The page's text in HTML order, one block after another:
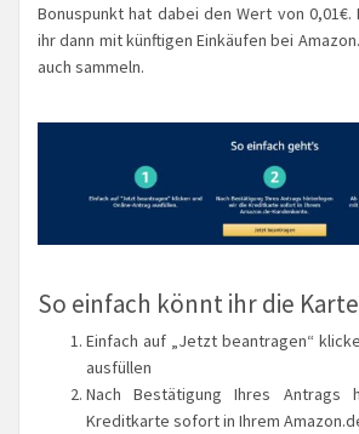
Bonuspunkt hat dabei den Wert von 0,01€.
ihr dann mit künftigen Einkäufen bei
auch sammeln.
So einfach könnt ihr die
Einfach auf „Jetzt beantragen“
ausfüllen
Nach Bestätigung Ihres Antrags
Kreditkarte sofort in Ihrem